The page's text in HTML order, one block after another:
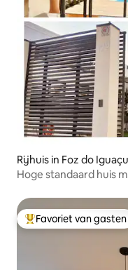
Rijhuis in Foz do Iguaçu
Hoge standaard huis
Topfavoriet van
Favoriet van gasten